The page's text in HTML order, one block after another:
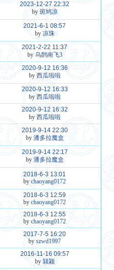
2023-12-27 22:32
by 斑鸠凉
2021-6-1 08:57
by 凉珠
2021-2-22 11:37
by 乌鹊南飞3
2020-9-12 16:36
by 西瓜啦啦
2020-9-12 16:33
by 西瓜啦啦
2020-9-12 16:32
by 西瓜啦啦
2019-9-14 22:30
by 潘多拉魔盒
2019-9-14 22:17
by 潘多拉魔盒
2018-6-3 13:01
bychaoyang0172
2018-6-3 12:59
bychaoyang0172
2018-6-3 12:55
bychaoyang0172
2017-7-5 16:20
byszwd1997
2016-11-16 09:57
by 颕颍